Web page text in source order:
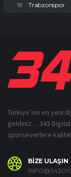
Trabzonspor
Türkiye’nin en yeni
geldiniz… 343
sporseverlere
BİZE ULAŞIN